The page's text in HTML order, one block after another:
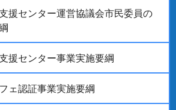
援センター運営協議会市民委員の
援センター事業実施要綱
ェ認証事業実施要綱